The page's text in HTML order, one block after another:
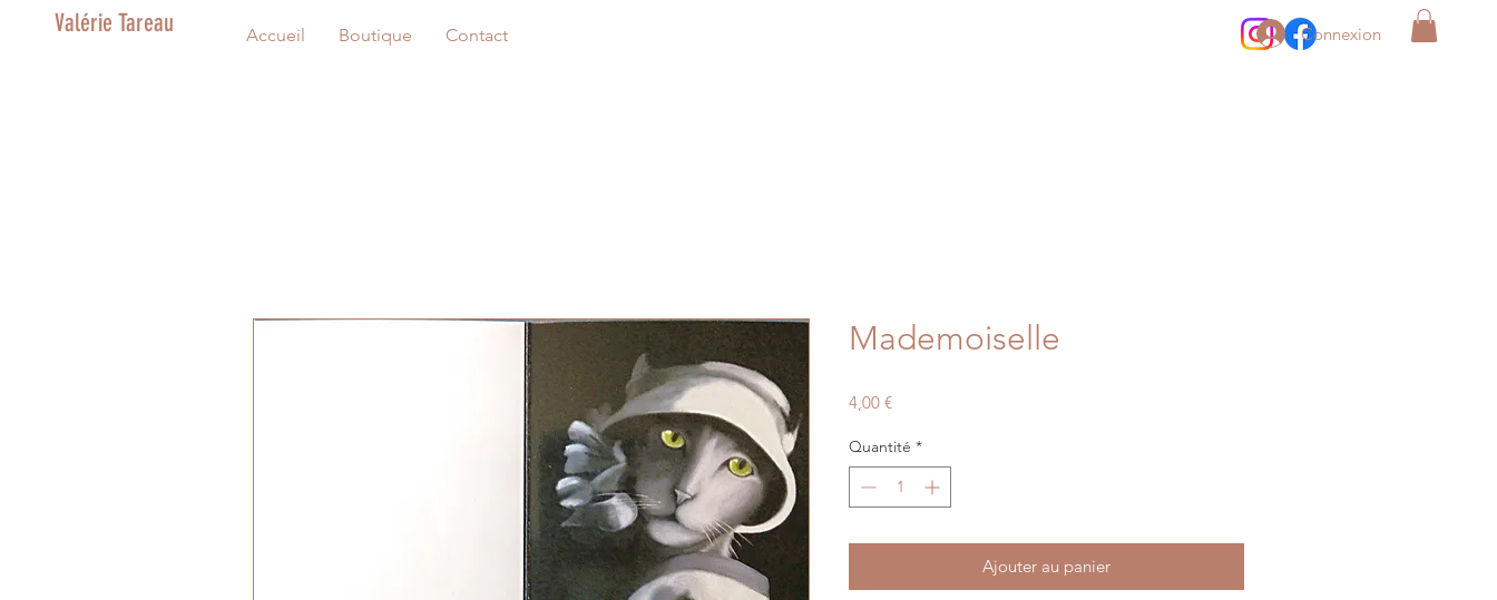
Valérie Tareau Accueil Boutique Contact Connexion
Mademoiselle
4,00 €Prix
Quantité *
Ajouter au panier